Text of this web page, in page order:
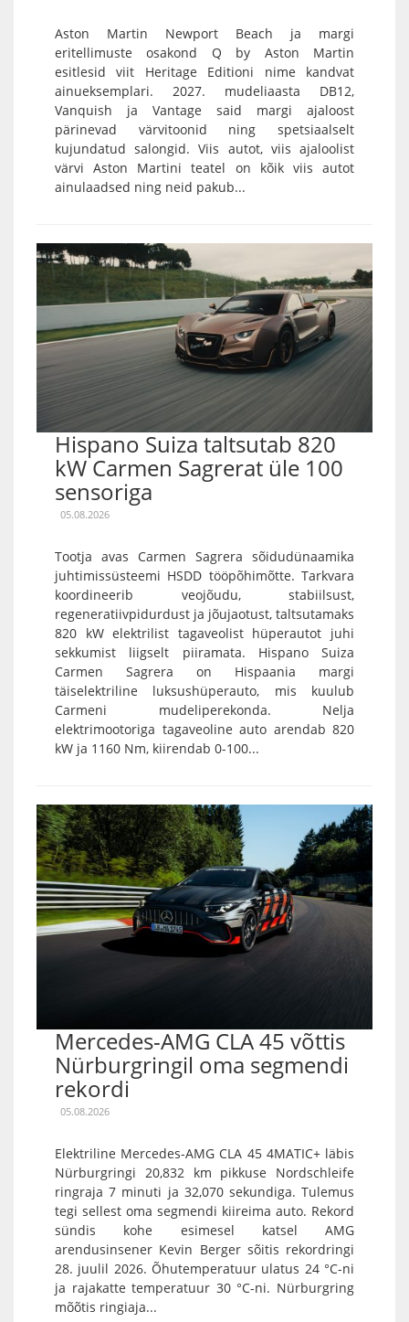
Aston Martin Newport Beach ja margi
eritellimuste osakond Q by Aston Martin
esitlesid viit Heritage Editioni nime kandvat
ainueksemplari. 2027. mudeliaasta DB12,
Vanquish ja Vantage said margi ajaloost
pärinevad värvitoonid ning spetsiaalselt
kujundatud salongid. Viis autot, viis ajaloolist
värvi Aston Martini teatel on kõik viis autot
ainulaadsed ning neid pakub...
Hispano Suiza taltsutab 820
kW Carmen Sagrerat üle 100
sensoriga
05.08.2026
Tootja avas Carmen Sagrera sõidudünaamika
juhtimissüsteemi HSDD tööpõhimõtte. Tarkvara
koordineerib veojõudu, stabiilsust,
regeneratiivpidurdust ja jõujaotust, taltsutamaks
820 kW elektrilist tagaveolist hüperautot juhi
sekkumist liigselt piiramata. Hispano Suiza
Carmen Sagrera on Hispaania margi
täiselektriline luksushüperauto, mis kuulub
Carmeni mudeliperekonda. Nelja
elektrimootoriga tagaveoline auto arendab 820
kW ja 1160 Nm, kiirendab 0-100...
Mercedes-AMG CLA 45 võttis
Nürburgringil oma segmendi
rekordi
05.08.2026
Elektriline Mercedes-AMG CLA 45 4MATIC+ läbis
Nürburgringi 20,832 km pikkuse Nordschleife
ringraja 7 minuti ja 32,070 sekundiga. Tulemus
tegi sellest oma segmendi kiireima auto. Rekord
sündis kohe esimesel katsel AMG
arendusinsener Kevin Berger sõitis rekordringi
28. juulil 2026. Õhutemperatuur ulatus 24 °C-ni
ja rajakatte temperatuur 30 °C-ni. Nürburgring
mõõtis ringiaja...